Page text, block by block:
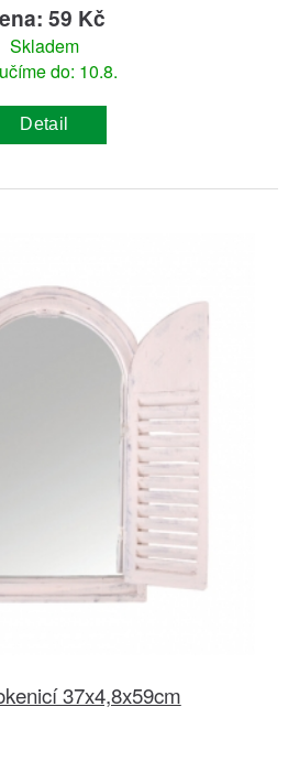
59 Kč
Skladem
do: 10.8.
Detail
37x4,8x59cm